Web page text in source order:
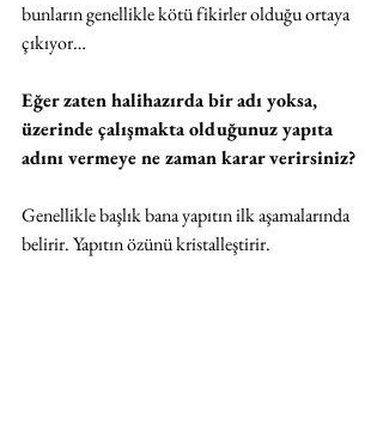
bunların genellikle kötü fikirler olduğu ortaya
çıkıyor…
Eğer zaten halihazırda bir adı yoksa,
üzerinde çalışmakta olduğunuz yapıta
adını vermeye ne zaman karar verirsiniz?
Genellikle başlık bana yapıtın ilk aşamalarında
belirir. Yapıtın özünü kristalleştirir.